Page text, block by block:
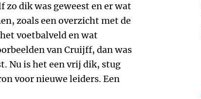
dik was geweest en er wat
zoals een overzicht met de
voetbalveld en wat
van Cruijff, dan was
Nu is het een vrij dik, stug
voor nieuwe leiders. Een